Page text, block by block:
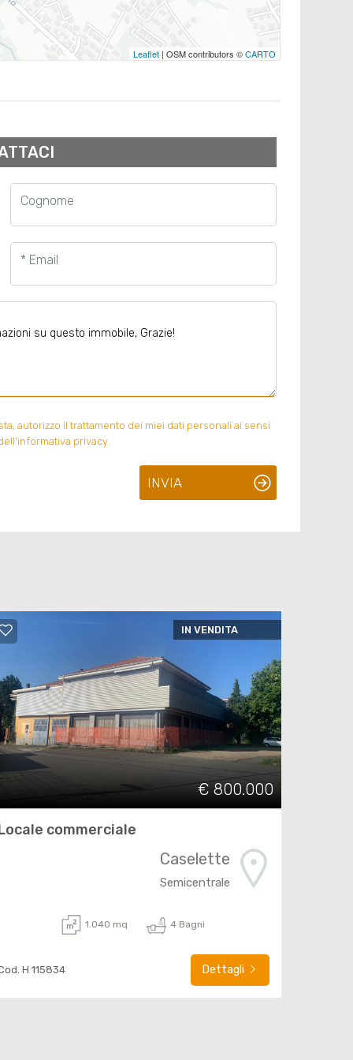
Leaflet| OSM contributors ©CARTO
Cognome
* Email
autorizzo il trattamento dei miei dati personali ai sensi
privacy.
INVIA
IN VENDITA
€ 800.000
commerciale
Caselette
Semicentrale
1.040 mq 4 Bagni
H 115834 Dettagli